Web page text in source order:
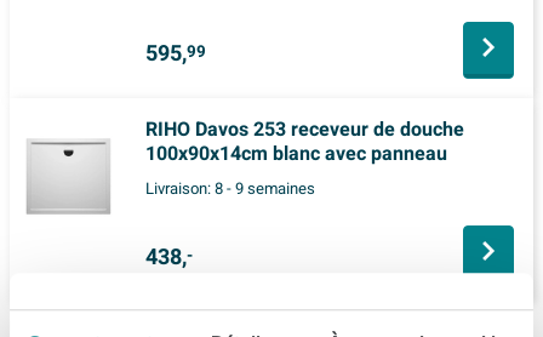
595,99
RIHO Davos 253 receveur de douche
100x90x14cm blanc avec panneau
Livraison:8 - 9 semaines
438,-